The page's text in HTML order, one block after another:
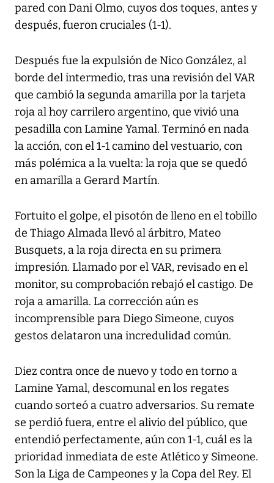
pared con Dani Olmo, cuyos dos toques, antes y
después, fueron cruciales (1-1).
Después fue la expulsión de Nico González, al
borde del intermedio, tras una revisión del VAR
que cambió la segunda amarilla por la tarjeta
roja al hoy carrilero argentino, que vivió una
pesadilla con Lamine Yamal. Terminó en nada
la acción, con el 1-1 camino del vestuario, con
más polémica a la vuelta: la roja que se quedó
en amarilla a Gerard Martín.
Fortuito el golpe, el pisotón de lleno en el tobillo
de Thiago Almada llevó al árbitro, Mateo
Busquets, a la roja directa en su primera
impresión. Llamado por el VAR, revisado en el
monitor, su comprobación rebajó el castigo. De
roja a amarilla. La corrección aún es
incomprensible para Diego Simeone, cuyos
gestos delataron una incredulidad común.
Diez contra once de nuevo y todo en torno a
Lamine Yamal, descomunal en los regates
cuando sorteó a cuatro adversarios. Su remate
se perdió fuera, entre el alivio del público, que
entendió perfectamente, aún con 1-1, cuál es la
prioridad inmediata de este Atlético y Simeone.
Son la Liga de Campeones y la Copa del Rey. El